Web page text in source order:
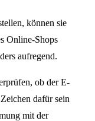
können sie
Online-Shops
aufregend.
ob der E-
dafür sein
mit der